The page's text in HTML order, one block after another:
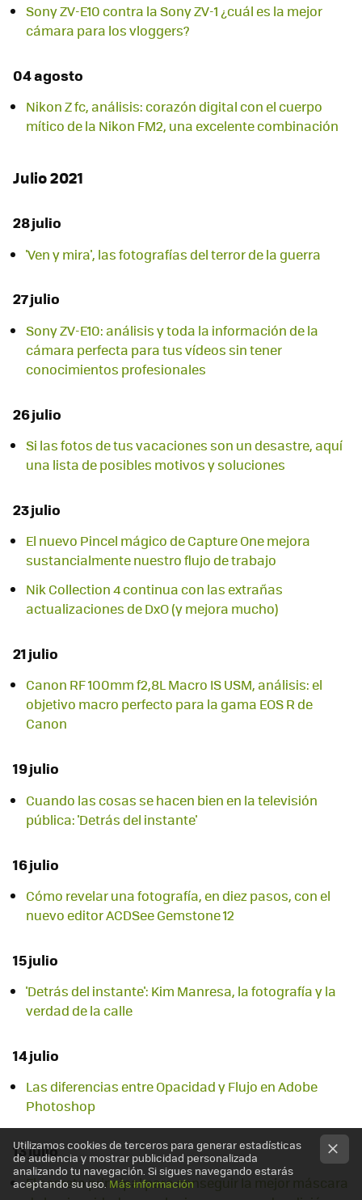
Sony ZV-E10 contra la Sony ZV-1 ¿cuál es la mejor
cámara para los vloggers?
04 agosto
Nikon Z fc, análisis: corazón digital con el cuerpo
mítico de la Nikon FM2, una excelente combinación
Julio 2021
28 julio
'Ven y mira', las fotografías del terror de la guerra
27 julio
Sony ZV-E10: análisis y toda la información de la
cámara perfecta para tus vídeos sin tener
conocimientos profesionales
26 julio
Si las fotos de tus vacaciones son un desastre, aquí
una lista de posibles motivos y soluciones
23 julio
El nuevo Pincel mágico de Capture One mejora
sustancialmente nuestro flujo de trabajo
Nik Collection 4 continua con las extrañas
actualizaciones de DxO (y mejora mucho)
21 julio
Canon RF 100mm f2,8L Macro IS USM, análisis: el
objetivo macro perfecto para la gama EOS R de
Canon
19 julio
Cuando las cosas se hacen bien en la televisión
pública: 'Detrás del instante'
16 julio
Cómo revelar una fotografía, en diez pasos, con el
nuevo editor ACDSee Gemstone 12
15 julio
'Detrás del instante': Kim Manresa, la fotografía y la
verdad de la calle
14 julio
Las diferencias entre Opacidad y Flujo en Adobe
Photoshop
13 julio
El secreto principal para conseguir la mejor máscara
Utilizamos cookies de terceros para generar estadísticas
de audiencia y mostrar publicidad personalizada
analizando tu navegación. Si sigues navegando estarás
aceptando su uso.Más información